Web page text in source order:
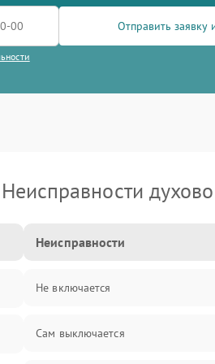
Отправить заявку
Неисправности
Неисправности
Не включается
Сам выключается